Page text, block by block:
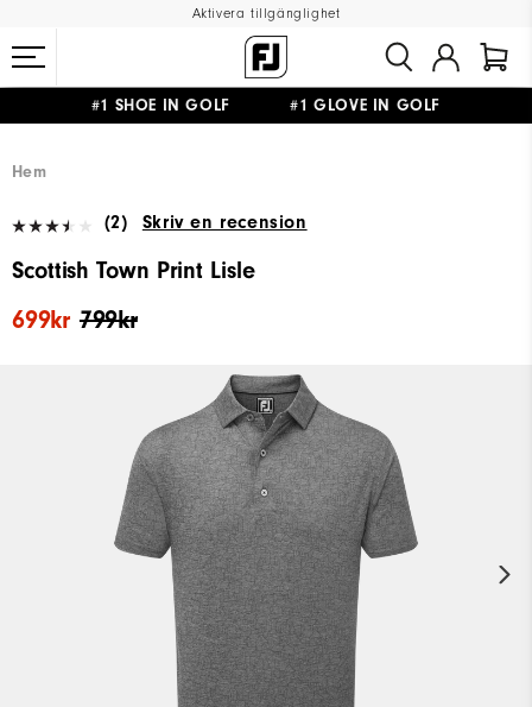
Aktivera tillgänglighet
#1 SHOE IN GOLF #1 GLOVE IN GOLF
Hem
(2) Skriv en recension
Scottish Town Print Lisle
799kr
699kr